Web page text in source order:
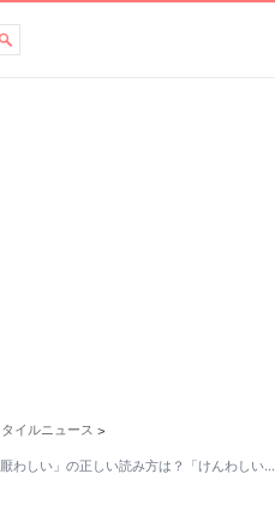
イルニュース >
厭わしい」の正しい読み方は？「けんわしい…